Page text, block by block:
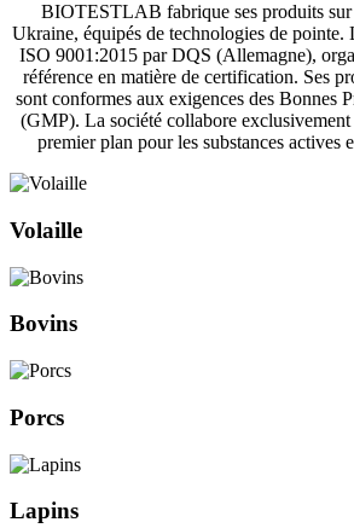
BIOTESTLAB fabrique ses produits sur
Ukraine, équipés de technologies de pointe.
ISO 9001:2015 par DQS (Allemagne),
référence en matière de certification. Ses
sont conformes aux exigences des Bonnes
(GMP). La société collabore exclusivement
premier plan pour les substances actives
Volaille
Bovins
Porcs
Lapins